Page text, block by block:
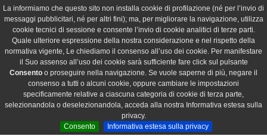
La informiamo che questo sito non installa cookie di profilazione (né per l’invio di
messaggi pubblicitari, né per altri fini); ma, per migliorare la navigazione, utilizza
cookie tecnici di sessione e consente l’invio di cookie analitici di terze parti.
Quale ulteriore espressione della nostra considerazione e nel rispetto della
normativa vigente, Le chiediamo il consenso all’uso dei cookie. Per manifestare
il Suo assenso all’uso dei cookie sarà sufficiente fare click sul pulsante
Consento o proseguire nella navigazione. Se vuole saperne di più, negare il
consenso a tutti o alcuni cookie, oppure cambiare le impostazioni
specificamente relative a ciascuna categoria di cookie di terza parte,
selezionandola o deselezionandola, acceda alla nostra Informativa estesa sulla
privacy.
Consento
Informativa estesa sulla privacy